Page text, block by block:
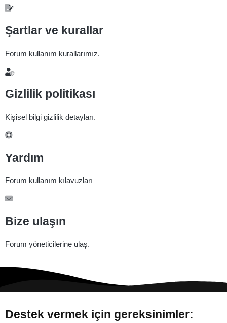
Şartlar ve kurallar
Forum kullanım kurallarımız.
Gizlilik politikası
Kişisel bilgi gizlilik detayları.
Yardım
Forum kullanım kılavuzları
Bize ulaşın
Forum yöneticilerine ulaş.
Destek vermek için gereksinimler: